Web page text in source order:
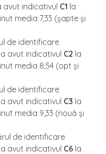
avut indicativul C1 la
media 7,33 (șapte și
de identificare
avut indicativul C2 la
media 8,54 (opt și
de identificare
avut indicativul C3 la
media 9,33 (nouă și
de identificare
avut indicativul C6 la